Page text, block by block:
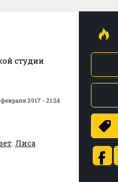
студии
2017 - 21:24
, Лиса